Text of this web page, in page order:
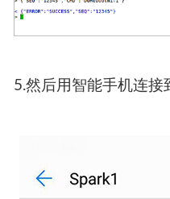
{"SEQ":"12345",